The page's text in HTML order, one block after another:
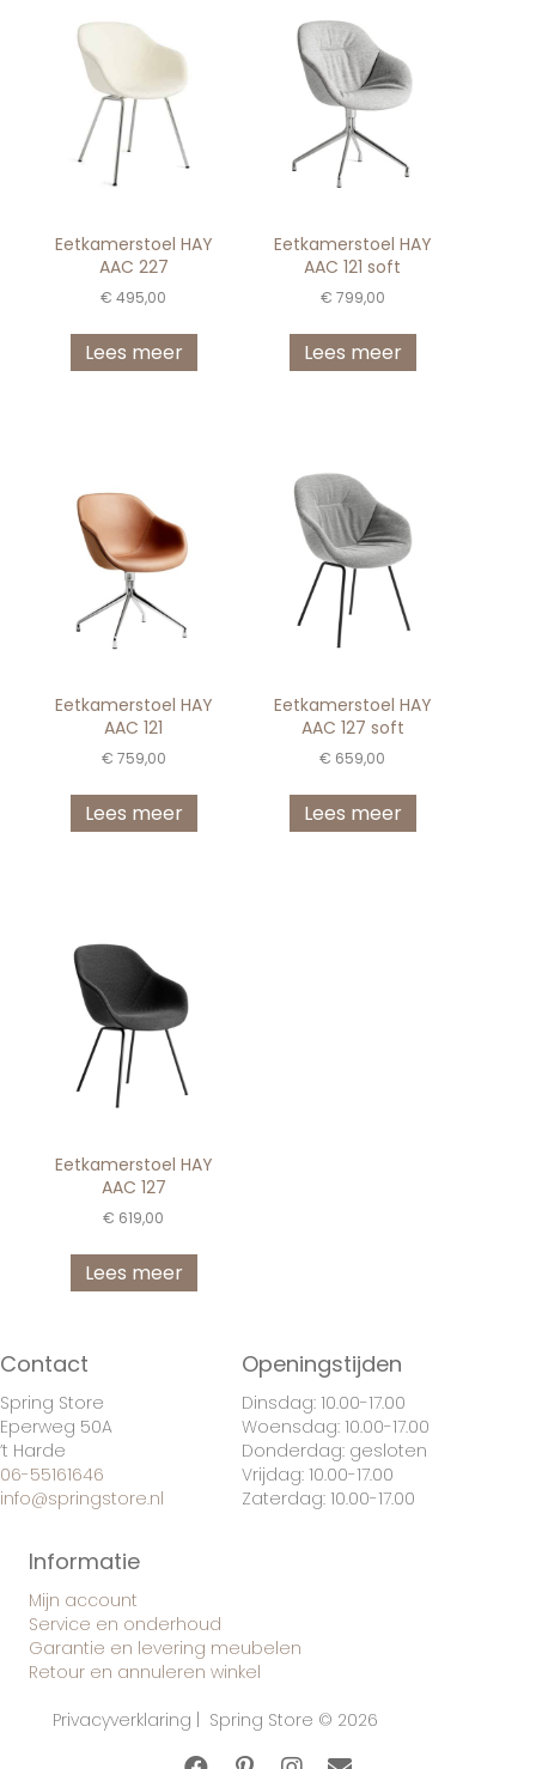
Eetkamerstoel HAY
AAC 227
€ 495,00
Lees meer
Eetkamerstoel HAY
AAC 121 soft
€ 799,00
Lees meer
Eetkamerstoel HAY
AAC 121
€ 759,00
Lees meer
Eetkamerstoel HAY
AAC 127 soft
€ 659,00
Lees meer
Eetkamerstoel HAY
AAC 127
€ 619,00
Lees meer
Contact
Spring Store
Eperweg 50A
’t Harde
06-55161646
info@springstore.nl
Openingstijden
Dinsdag: 10.00-17.00
Woensdag: 10.00-17.00
Donderdag: gesloten
Vrijdag: 10.00-17.00
Zaterdag: 10.00-17.00
Informatie
Mijn account
Service en onderhoud
Garantie en levering meubelen
Retour en annuleren winkel
Privacyverklaring | Spring Store © 2026